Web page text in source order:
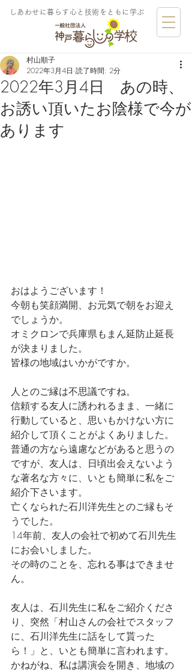
しあわせに暮らす​心と技術をともに学ぶ
2022年3月4日 あの時、
お誘い頂いたお陰様で今が
あります
村山順子
2022年3月4日 読了時間: 2分
おはようございます！
今朝も笑顔満開、お元気で朝をお迎え
でしょうか。
オミクロンで兵庫県もまん延防止延長
が決まりました。
皆様の地域はいかがですか。
人とのご縁は不思議ですね。
信頼する友人に誘われるまま、一緒に
行動していると、思いもかけない方に
紹介して頂くことがよくありました。
普通の方なら遠慮などがあると思うの
ですが、友人は、日頃出会えないよう
な著名な方々に、いとも簡単に私をご
紹介下さいます。
亡くなられた石川洋先生とのご縁もそ
うでした。
14年前、友人の会社で初めて石川先生
にお会いしました。
その時のことを、忘れる事はできませ
ん。
友人は、石川先生に私をご紹介くださ
り、突然「村山さんの会社でスタッフ
に、石川洋先生に話をして貰った
ら！」と、いとも簡単に言われます。
かねがね、私は講演会を開き、地域の